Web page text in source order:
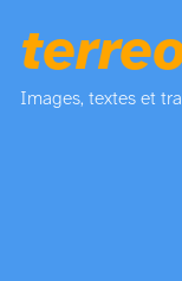
Images, textes et